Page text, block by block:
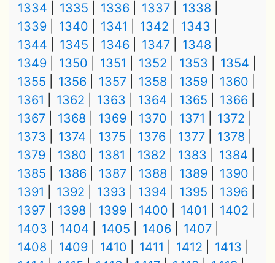
1334
1335 1336 1337
1338
1339
1340 1341 1342
1343
1344
1345 1346 1347
1348
1349
1350 1351 1352 1353
1354
1355
1356 1357 1358 1359
1360
1361
1362 1363 1364 1365
1366
1367
1368 1369 1370 1371
1372
1373
1374 1375 1376 1377
1378
1379
1380 1381 1382 1383
1384
1385
1386 1387 1388 1389
1390
1391
1392 1393 1394 1395
1396
1397
1398 1399 1400 1401
1402
1403
1404 1405 1406
1407
1408
1409 1410 1411 1412
1413